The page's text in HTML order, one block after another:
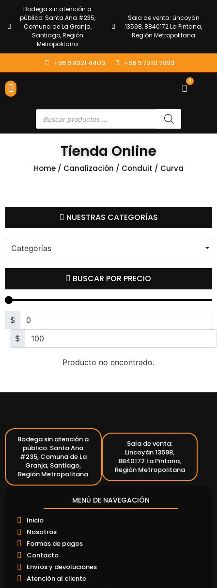
Bodega sin atención a
público: Santa Ana #235,
Comuna de La Granja,
Santiago, Región
Metropolitana
Sala de venta: Lincoyán
13598, 8840172 La Pintana,
Región Metropolitana
+56 9 8221 4403 +56 9 7210 7893
0
Tienda Online
Home/ Canalización / Conduit / Curva
NUESTRAS CATEGORÍAS
Categorías
BUSCAR POR PRECIO
$
$
Producto no encontrado.
Bodega sin atención a
público: Santa Ana
#235, Comuna de La
Granja, Santiago,
Región Metropolitana
Sala de venta:
Lincoyán 13598,
8840172 La Pintana,
Región Metropolitana
MENÚ DE NAVEGACIÓN
Inicio
Nosotros
Formas de pagos
Contacto
Envíos y devoluciones
Atención al cliente